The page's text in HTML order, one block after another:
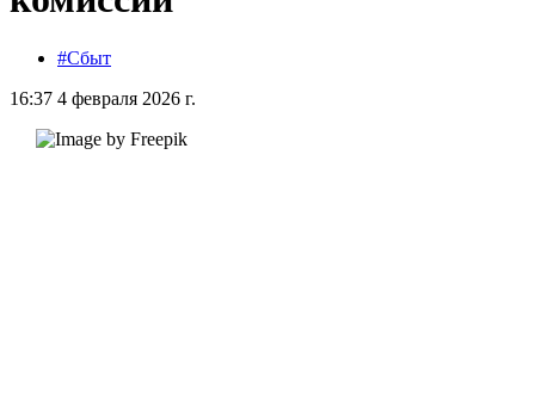
#Сбыт
16:37 4 февраля 2026 г.